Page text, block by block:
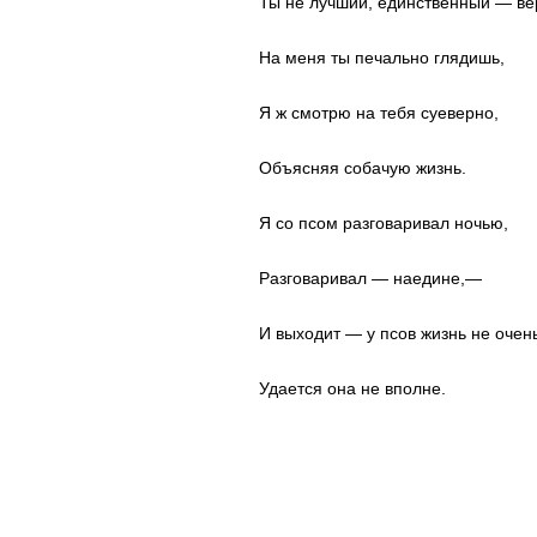
На меня ты печально глядишь,
Я ж смотрю на тебя суеверно,
Объясняя собачую жизнь.
Я со псом разговаривал ночью,
Разговаривал — наедине,—
И выходит — у псов жизнь не
Удается она не вполне.